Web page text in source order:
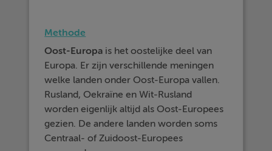
Methode
Oost-Europa is het oostelijke deel van
Europa. Er zijn verschillende meningen
welke landen onder Oost-Europa vallen.
Rusland, Oekraïne en Wit-Rusland
worden eigenlijk altijd als Oost-Europees
gezien. De andere landen worden soms
Centraal- of Zuidoost-Europees